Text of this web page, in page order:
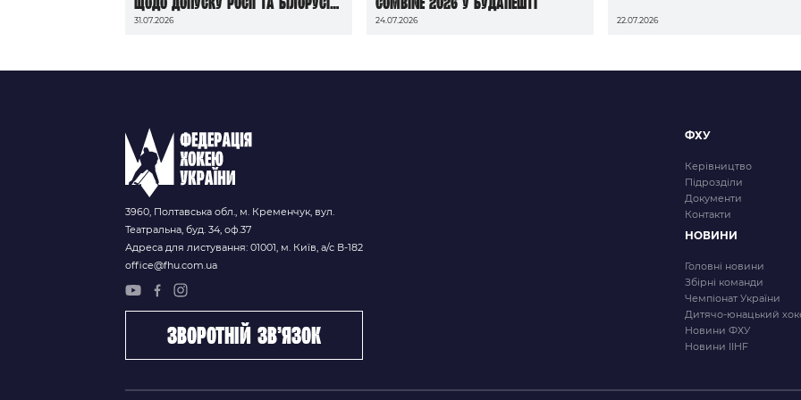
до чемпіонатів світу сезону
31.07.2026 24.07.2026 22.07.2026
3960, Полтавська обл., м. Кременчук, вул.
Театральна, буд. 34, оф.37
Адреса для листування: 01001, м. Київ, а/с В-182
office@fhu.com.ua
зворотній зв’язок
ФХУ
Керівництво
Підрозділи
Документи
Контакти
НОВИНИ
Головні новини
Збірні команди
Чемпіонат України
Дитячо-юнацький
Новини ФХУ
Новини IIHF